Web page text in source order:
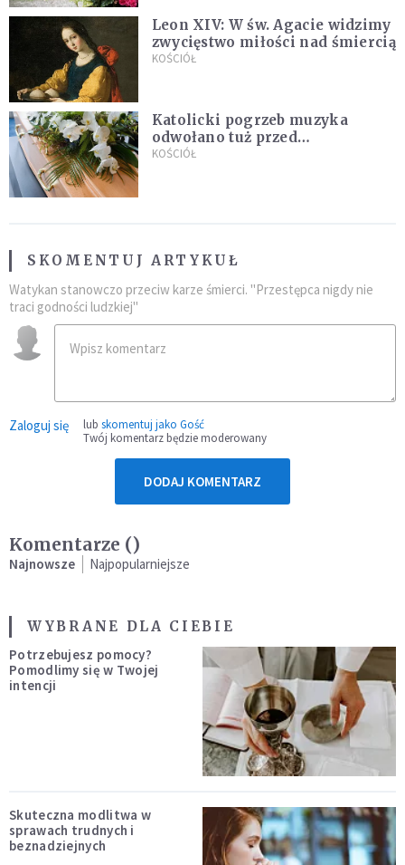
Leon XIV: W św. Agacie widzimy
zwycięstwo miłości nad śmiercią
KOŚCIÓŁ
Katolicki pogrzeb muzyka
odwołano tuż przed
uroczystością. Powodem była
KOŚCIÓŁ
SKOMENTUJ ARTYKUŁ
Watykan stanowczo przeciw karze śmierci. "Przestępca nigdy nie
traci godności ludzkiej"
Zaloguj się lub skomentuj jako Gość
Twój komentarz będzie moderowany
DODAJ KOMENTARZ
Komentarze ()
Najnowsze Najpopularniejsze
WYBRANE DLA CIEBIE
Potrzebujesz pomocy?
Pomodlimy się w Twojej
intencji
Skuteczna modlitwa w
sprawach trudnych i
beznadziejnych